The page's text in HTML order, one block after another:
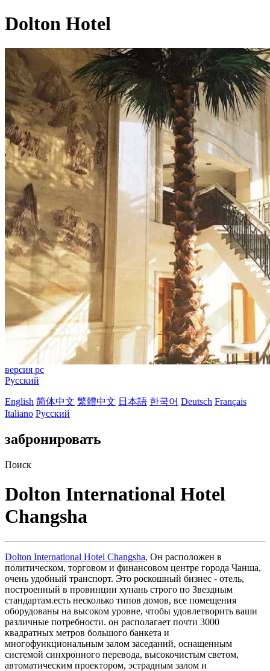
Dolton Hotel
версия pc
Русский
English 简体中文 繁體中文 日本語 한국어 Deutsch Français
Italiano Русский
забронировать
Поиск
Dolton International Hotel
Changsha
Dolton International Hotel Changsha, Он расположен в
политическом, торговом и финансовом центре города Чанша,
очень удобный транспорт. Это роскошный бизнес - отель,
построенный в провинции хунань строго по Звездным
стандартам.есть несколько типов домов, все помещения
оборудованы на высоком уровне, чтобы удовлетворить ваши
различные потребности. он располагает почти 3000
квадратных метров большого банкета и
многофункциональным залом заседаний, оснащенным
системой синхронного перевода, высокочистым светом,
автоматическим проектором, эстрадным залом и